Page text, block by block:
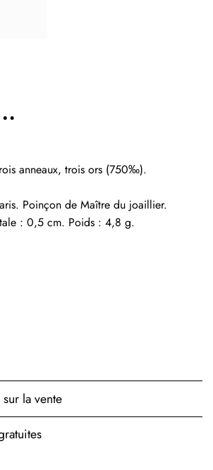
anneaux, trois ors (750‰).
Poinçon de Maître du joaillier.
: 0,5 cm. Poids : 4,8 g.
la vente